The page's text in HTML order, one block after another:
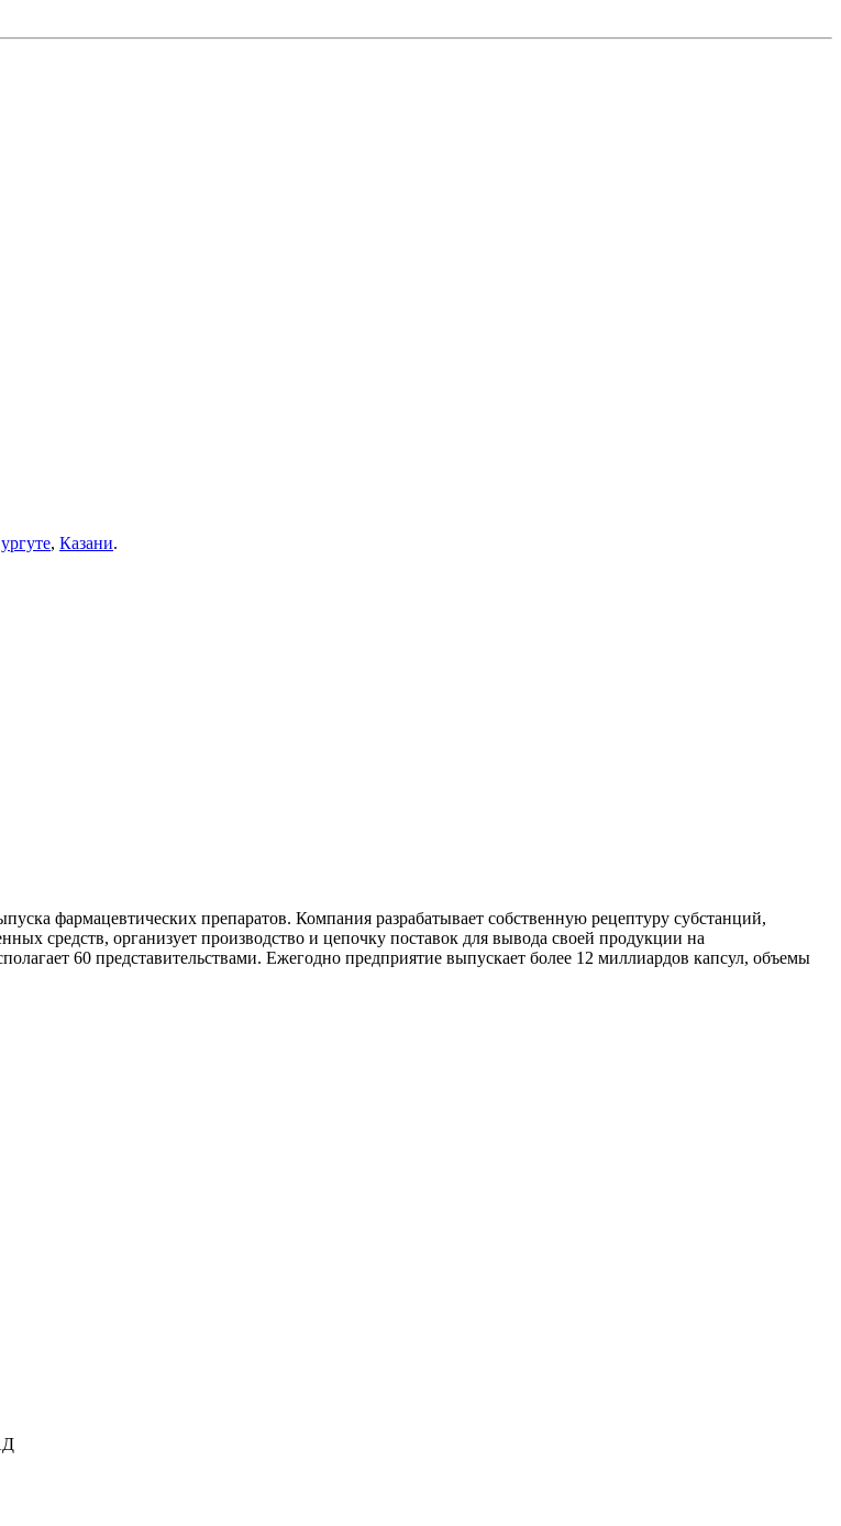
, Казани.
фармацевтических препаратов. Компания разрабатывает собственную рецептуру субстанций,
средств, организует производство и цепочку поставок для вывода своей продукции на
60 представительствами. Ежегодно предприятие выпускает более 12 миллиардов капсул, объемы